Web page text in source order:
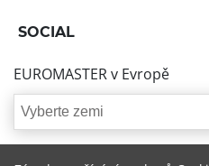
SOCIAL
EUROMASTER v Evropě
Vyberte zemi